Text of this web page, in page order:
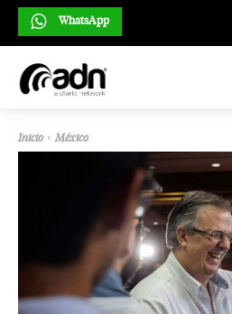
WhatsApp
Inicio México